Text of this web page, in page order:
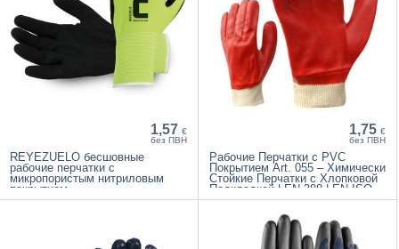
1,57 €
без ПВН
REYEZUELO бесшовные
рабочие перчатки с
микропористым нитриловым
покрытием
1,75 €
без ПВН
Рабочие Перчатки с PVC
Покрытием Art. 055 – Химически
Стойкие Перчатки с Хлопковой
Подкладкой | EN 388 | EN ISO
21420:2020